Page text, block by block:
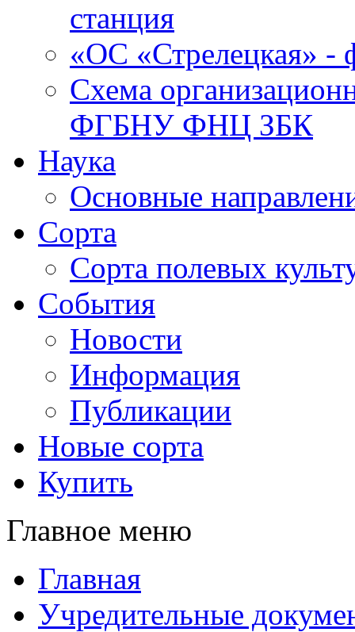
станция
«ОС «Стрелецкая»
Схема
ФГБНУ ФНЦ ЗБК
Наука
Основные
Сорта
Сорта полевых
События
Новости
Информация
Публикации
Новые сорта
Купить
Главное меню
Главная
Учредительные